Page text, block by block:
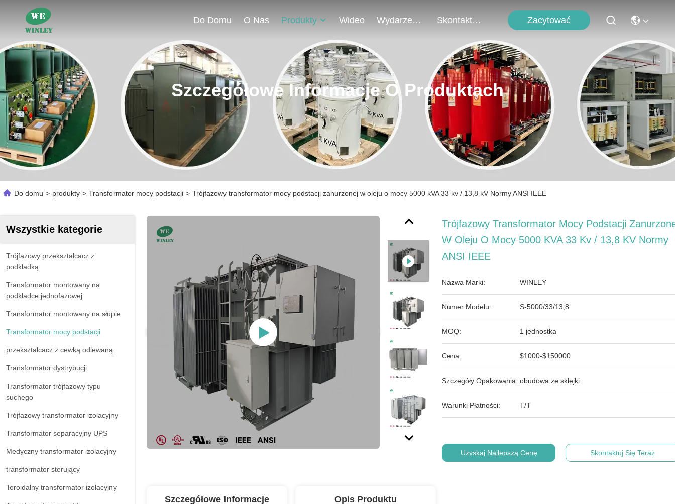
Do Domu O Nas Produkty Wideo Wydarzenia Skontaktuj Się Z Nami Zacytować
Szczegółowe Informacje O Produktach
Do domu > produkty > Transformator mocy podstacji > Trójfazowy transformator mocy podstacji zanurzonej w oleju o mocy 5000 kVA 33 kv / 13,8 kV Normy ANSI IEEE
Wszystkie kategorie
Trójfazowy przekształcacz z
podkładką
Transformator montowany na
podkładce jednofazowej
Transformator montowany na słupie
Transformator mocy podstacji
przekształcacz z cewką odlewaną
Transformator dystrybucji
Transformator trójfazowy typu
suchego
Trójfazowy transformator izolacyjny
Transformator separacyjny UPS
Medyczny transformator izolacyjny
transformator sterujący
Toroidalny transformator izolacyjny
Trójfazowy Transformator Mocy Podstacji
W Oleju O Mocy 5000 KVA 33 Kv / 13,8 KV Normy
ANSI IEEE
Nazwa Marki: WINLEY
Numer Modelu: S-5000/33/13,8
MOQ: 1 jednostka
Cena: $1000-$150000
Szczegóły Opakowania: obudowa ze sklejki
Warunki Płatności: T/T
Uzyskaj Najlepszą Cenę Skontaktuj Się Teraz
Szczegółowe Informacje Opis Produktu